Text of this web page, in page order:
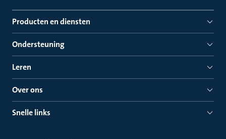
Producten en diensten
Ondersteuning
Leren
Over ons
Snelle links